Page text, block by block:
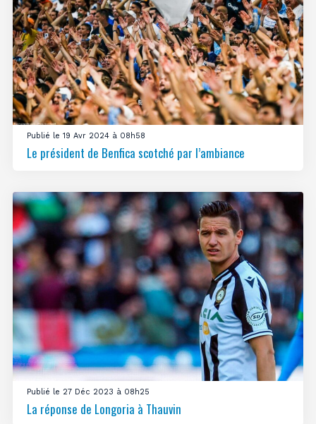
Publié le 19 Avr 2024 à 08h58
Le président de Benfica scotché par l’ambiance
Publié le 27 Déc 2023 à 08h25
La réponse de Longoria à Thauvin